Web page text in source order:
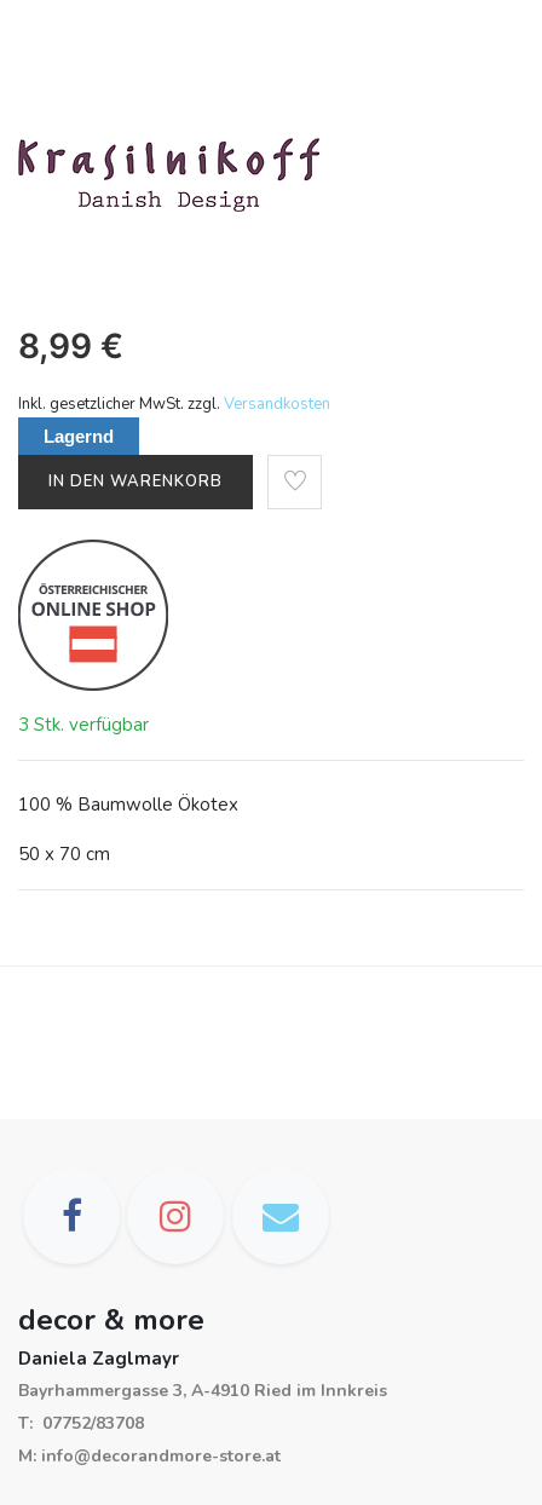
8,99 €
Inkl. gesetzlicher MwSt. zzgl. Versandkosten
Lagernd
IN DEN WARENKORB
3 Stk. verfügbar
100 % Baumwolle Ökotex
50 x 70 cm
decor & more
Daniela Zaglmayr
Bayrhammergasse 3, A-4910 Ried im Innkreis
T: 07752/83708
M: info@decorandmore-store.at